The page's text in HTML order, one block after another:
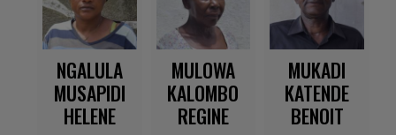
NGALULA
MUSAPIDI
HELENE
MULOWA
KALOMBO
REGINE
MUKADI
KATENDE
BENOIT